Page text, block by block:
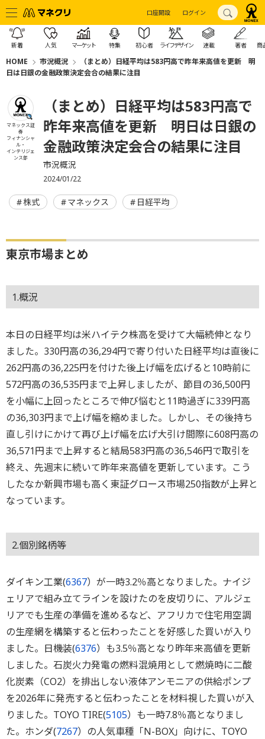
口座開設 ログイン
新着 人気 マーケット 特集 初心者 ライフデザイン 連載 著者 商
HOME 市況概況
（まとめ）日経平均は583円高で昨年来高値を更新 明
日は日銀の金融政策決定会合の結果に注目
マネックス証
券
フィナンシャ
ル・
インテリジェ
ンス部
（まとめ）日経平均は583円高で
昨年来高値を更新 明日は日銀の
金融政策決定会合の結果に注目
市況概況
2024/01/22
株式 マネックス 日経平均
東京市場まとめ
1.概況
本日の日経平均は米ハイテク株高を受けて大幅続伸となり
ました。330円高の36,294円で寄り付いた日経平均は直後に
262円高の36,225円を付けた後上げ幅を広げると10時前に
572円高の36,535円まで上昇しましたが、節目の36,500円
を小幅に上回ったところで伸び悩むと11時過ぎに339円高
の36,303円まで上げ幅を縮めました。しかし、その後持ち
直し引けにかけて再び上げ幅を広げ大引け間際に608円高の
36,571円まで上昇すると結局583円高の36,546円で取引を
終え、先週末に続いて昨年来高値を更新しています。こう
したなか新興市場も高く東証グロース市場250指数が上昇と
なっています。
2.個別銘柄等
ダイキン工業(6367）が一時3.2％高となりました。ナイジ
ェリアで組み立てラインを設けたのを皮切りに、アルジェ
リアでも生産の準備を進めるなど、アフリカで住宅用空調
の生産網を構築すると伝わったことを好感した買いが入り
ました。日機装(6376）も3.5％高となり昨年来高値を更新
しました。石炭火力発電の燃料混焼用として燃焼時に二酸
化炭素（CO2）を排出しない液体アンモニアの供給ポンプ
を2026年に発売すると伝わったことを材料視した買いが入
りました。TOYO TIRE(5105）も一時7.8％高となりまし
た。ホンダ(7267）の人気車種「N-BOX」向けに、TOYO